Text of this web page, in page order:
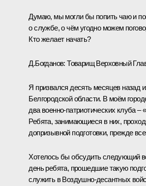
Думаю, мы могли бы попить чаю и
о службе, о чём угодно можем
Кто желает начать?
Д.Богданов: Товарищ Верховный
Я призвался десять месяцев назад
Белгородской области. В моём
два военно-патриотических клуба –
Ребята, занимающиеся в них,
допризывной подготовки, прежде
Хотелось бы обсудить следующий
день ребята, прошедшие такую
служить в Воздушно-десантных